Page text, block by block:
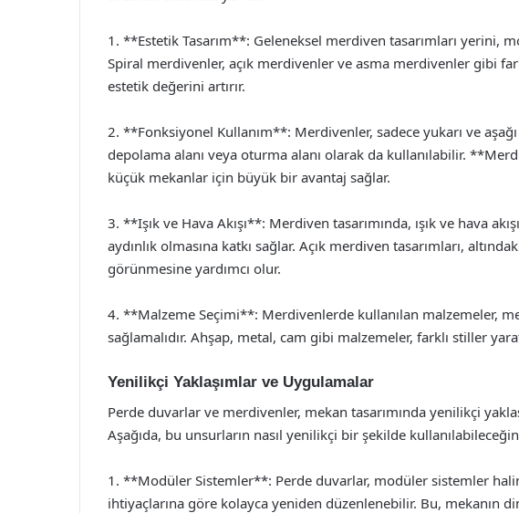
1. **Estetik Tasarım**: Geleneksel merdiven tasarımları yerini,
Spiral merdivenler, açık merdivenler ve asma merdivenler gibi
estetik değerini artırır.
2. **Fonksiyonel Kullanım**: Merdivenler, sadece yukarı ve
depolama alanı veya oturma alanı olarak da kullanılabilir.
küçük mekanlar için büyük bir avantaj sağlar.
3. **Işık ve Hava Akışı**: Merdiven tasarımında, ışık ve hava
aydınlık olmasına katkı sağlar. Açık merdiven tasarımları,
görünmesine yardımcı olur.
4. **Malzeme Seçimi**: Merdivenlerde kullanılan malzemeler,
sağlamalıdır. Ahşap, metal, cam gibi malzemeler, farklı stiller
Yenilikçi Yaklaşımlar ve Uygulamalar
Perde duvarlar ve merdivenler, mekan tasarımında yenilikçi
Aşağıda, bu unsurların nasıl yenilikçi bir şekilde
1. **Modüler Sistemler**: Perde duvarlar, modüler sistemler
ihtiyaçlarına göre kolayca yeniden düzenlenebilir. Bu, mekanın